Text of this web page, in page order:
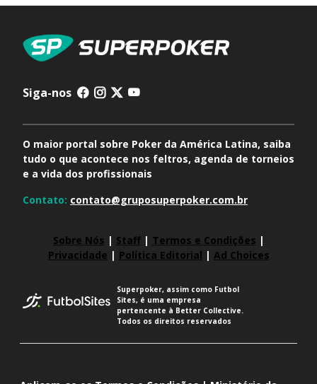
Siga-nos
O maior portal sobre Poker da América Latina, saiba
tudo o que acontece nos feltros, agenda de torneios
e a vida dos profissionais
Contato: contato@gruposuperpoker.com.br
Sobre Nós | Staff| Termos e Condições |
Privacidade | Política Editorial | Ad Choices
Superpoker, assim como Futbol
Sites, é uma empresa
pertencente à Better Collective.
Todos os direitos reservados